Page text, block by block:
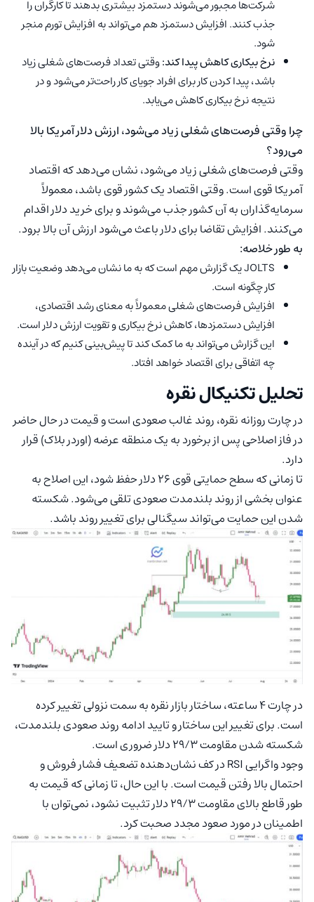
شرکت‌ها مجبور می‌شوند دستمزد بیشتری بدهند تا کارگران را
جذب کنند. افزایش دستمزد هم می‌تواند به افزایش تورم منجر
شود.
نرخ بیکاری کاهش پیدا کند:وقتی تعداد فرصت‌های شغلی زیاد
باشد، پیدا کردن کار برای افراد جویای کار راحت‌تر می‌شود و در
نتیجه نرخ بیکاری کاهش می‌یابد.
چرا وقتی فرصت‌های شغلی زیاد می‌شود، ارزش دلار آمریکا بالا
می‌رود؟
وقتی فرصت‌های شغلی زیاد می‌شود، نشان می‌دهد که اقتصاد
آمریکا قوی است. وقتی اقتصاد یک کشور قوی باشد، معمولاً
سرمایه‌گذاران به آن کشور جذب می‌شوند و برای خرید دلار اقدام
می‌کنند. افزایش تقاضا برای دلار باعث می‌شود ارزش آن بالا برود.
به طور خلاصه:
JOLTS یک گزارش مهم است که به ما نشان می‌دهد وضعیت بازار
کار چگونه است.
افزایش فرصت‌های شغلی معمولاً به معنای رشد اقتصادی،
افزایش دستمزدها، کاهش نرخ بیکاری و تقویت ارزش دلار است.
این گزارش می‌تواند به ما کمک کند تا پیش‌بینی کنیم که در آینده
چه اتفاقی برای اقتصاد خواهد افتاد.
تحلیل تکنیکال نقره
در چارت روزانه نقره، روند غالب صعودی است و قیمت در حال حاضر
در فاز اصلاحی پس از برخورد به یک منطقه عرضه (اوردر بلاک) قرار
دارد.
تا زمانی که سطح حمایتی قوی ۲۶ دلار حفظ شود، این اصلاح به
عنوان بخشی از روند بلندمدت صعودی تلقی می‌شود. شکسته
شدن این حمایت می‌تواند سیگنالی برای تغییر روند باشد.
در چارت ۴ ساعته، ساختار بازار نقره به سمت نزولی تغییر کرده
است. برای تغییر این ساختار و تایید ادامه روند صعودی بلندمدت،
شکسته شدن مقاومت ۲۹/۳ دلار ضروری است.
وجود واگرایی RSI در کف نشان‌دهنده تضعیف فشار فروش و
احتمال بالا رفتن قیمت است. با این حال، تا زمانی که قیمت به
طور قاطع بالای مقاومت ۲۹/۳ دلار تثبیت نشود، نمی‌توان با
اطمینان در مورد صعود مجدد صحبت کرد.